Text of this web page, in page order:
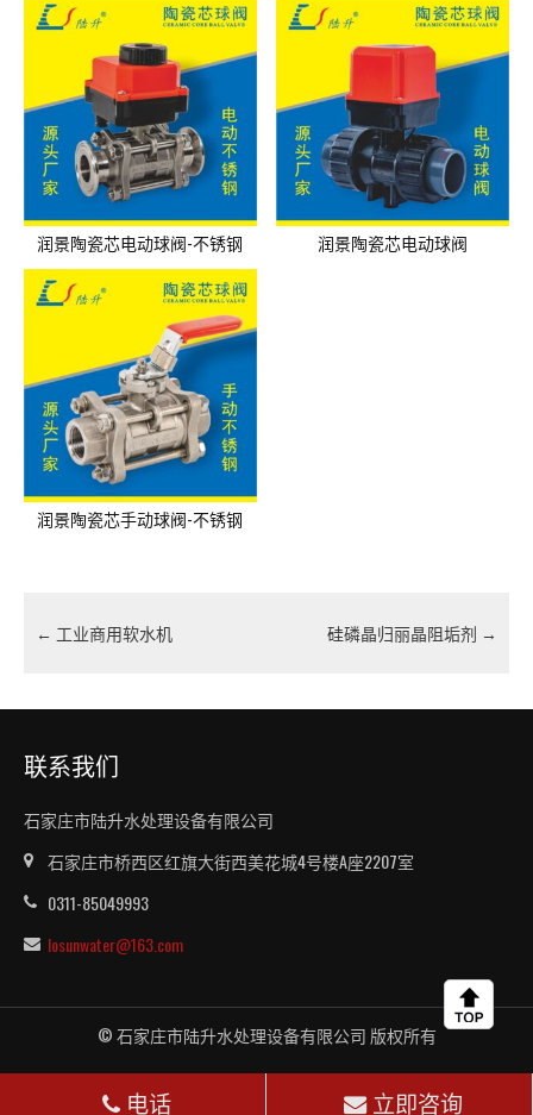
润景陶瓷芯电动球阀-不锈钢 润景陶瓷芯电动球阀
润景陶瓷芯手动球阀-不锈钢
← 工业商用软水机 硅磷晶归丽晶阻垢剂 →
联系我们
石家庄市陆升水处理设备有限公司
石家庄市桥西区红旗大街西美花城4号楼A座2207室
0311-85049993
losunwater@163.com
© 石家庄市陆升水处理设备有限公司 版权所有
电话 立即咨询